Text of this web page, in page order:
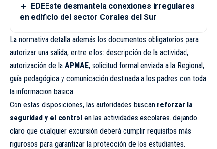
EDEEste desmantela conexiones irregulares
en edificio del sector Corales del Sur
La normativa detalla además los documentos obligatorios para
autorizar una salida, entre ellos: descripción de la actividad,
autorización de la APMAE, solicitud formal enviada a la Regional,
guía pedagógica y comunicación destinada a los padres con toda
la información básica.
Con estas disposiciones, las autoridades buscan reforzar la
seguridad y el control en las actividades escolares, dejando
claro que cualquier excursión deberá cumplir requisitos más
rigurosos para garantizar la protección de los estudiantes.